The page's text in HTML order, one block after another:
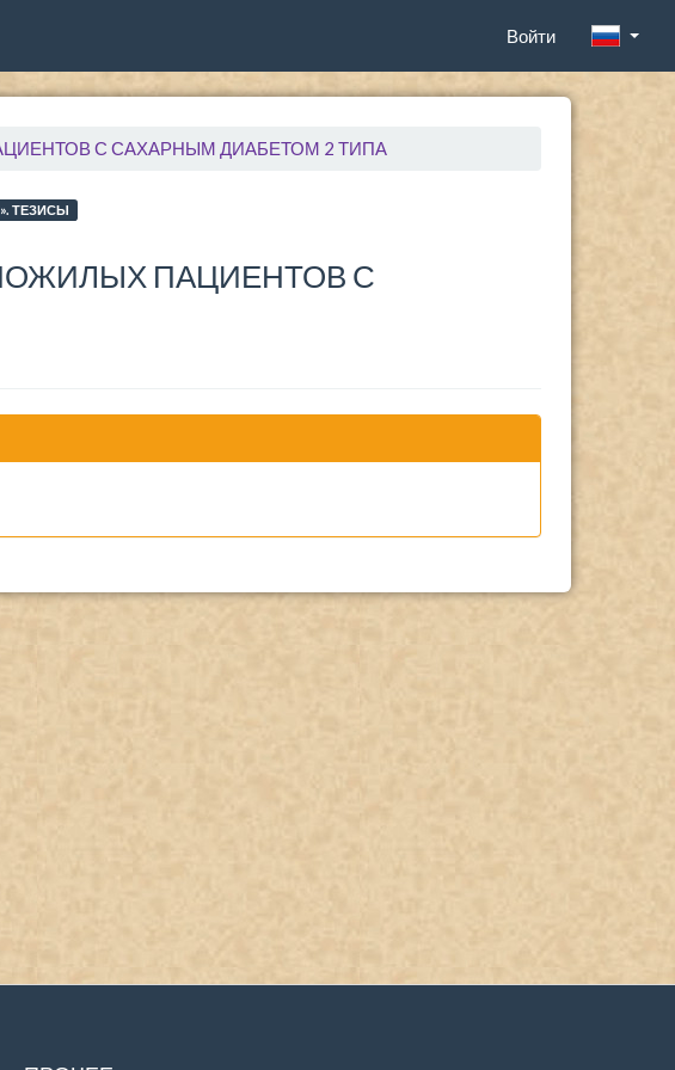
Войти
С САХАРНЫМ ДИАБЕТОМ 2 ТИПА
ТЕЗИСЫ
ПАЦИЕНТОВ С